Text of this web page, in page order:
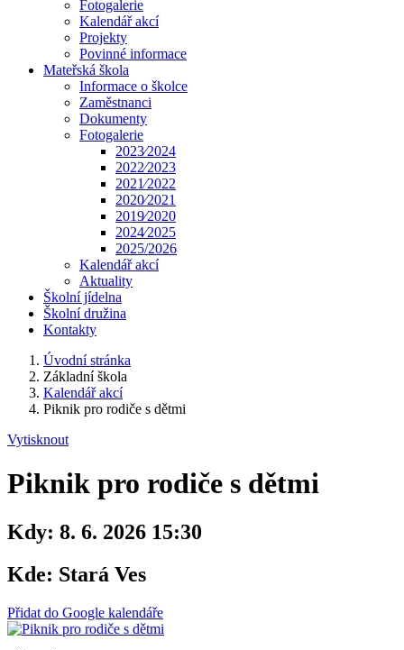
Fotogalerie
Kalendář akcí
Projekty
Povinné informace
Mateřská škola
Informace o školce
Zaměstnanci
Dokumenty
Fotogalerie
2023⁄2024
2022⁄2023
2021⁄2022
2020⁄2021
2019⁄2020
2024⁄2025
2025/2026
Kalendář akcí
Aktuality
Školní jídelna
Školní družina
Kontakty
Úvodní stránka
Základní škola
Kalendář akcí
Piknik pro rodiče s dětmi
Vytisknout
Piknik pro rodiče s dětmi
Kdy: 8. 6. 2026 15:30
Kde: Stará Ves
Přidat do Google kalendáře